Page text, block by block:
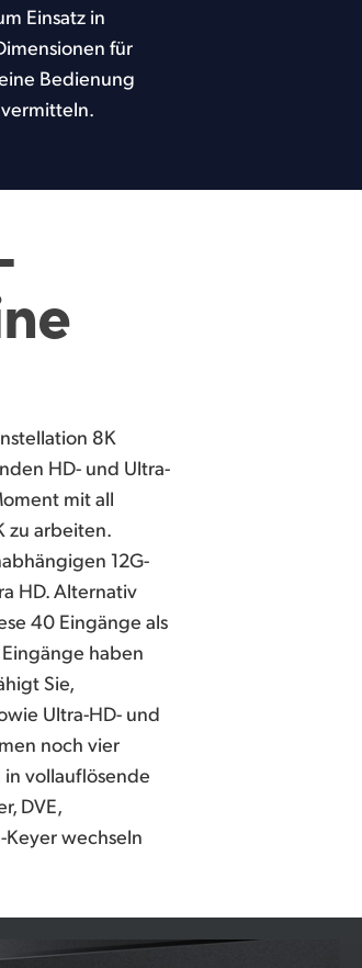
8K
HD- und Ultra-
mit all
zu arbeiten.
12G-
HD. Alternativ
40 Eingänge als
haben
Sie,
Ultra-HD- und
noch vier
vollauflösende
DVE,
Keyer wechseln